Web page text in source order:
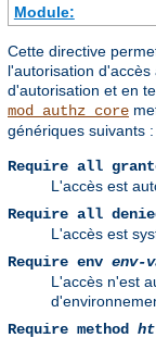
Module:
Cette directive
l'autorisation
d'autorisation et en
mod_authz_core
génériques suivants :
Require all
L'accès est
Require all
L'accès est
Require env env-
L'accès n'est
Require method